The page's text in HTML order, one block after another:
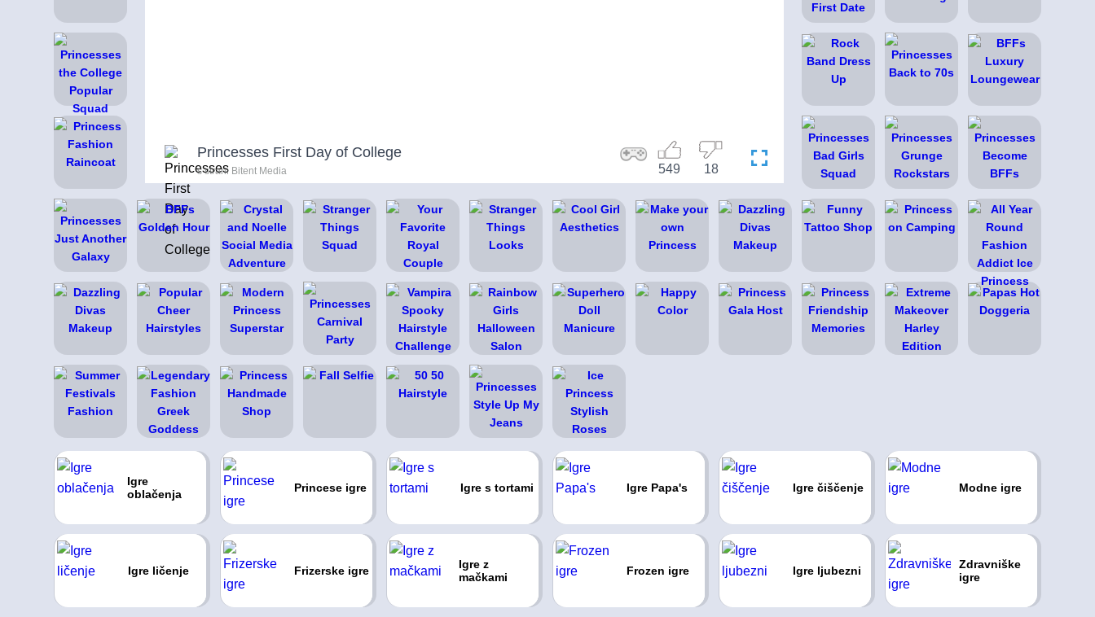
Princesses First Day of College
s strani Bitent Media 18
549
Igre
oblačenja
Princese igre Igre s tortami Igre Papa's Igre čiščenje Modne igre
Igre ličenje Frizerske igre
Igre z
mačkami
Frozen igre Igre ljubezni
Zdravniške
igre